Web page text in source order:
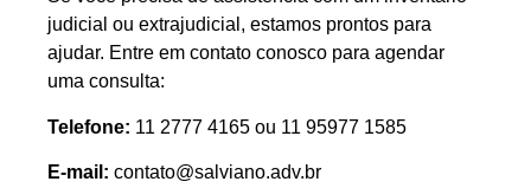
judicial ou extrajudicial, estamos prontos para
ajudar. Entre em contato conosco para agendar
uma consulta:
Telefone: 11 2777 4165 ou 11 95977 1585
E-mail: contato@salviano.adv.br